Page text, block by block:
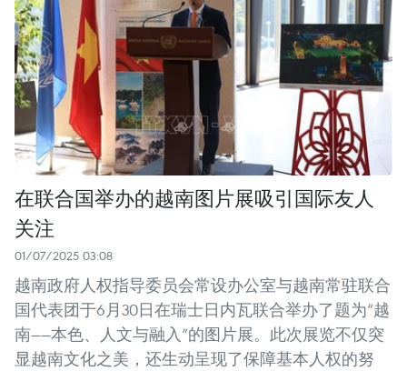
在联合国举办的越南图片展吸引国际友人
关注
01/07/2025 03:08
越南政府人权指导委员会常设办公室与越南常驻联合
国代表团于6月30日在瑞士日内瓦联合举办了题为“越
南——本色、人文与融入”的图片展。此次展览不仅突
显越南文化之美，还生动呈现了保障基本人权的努